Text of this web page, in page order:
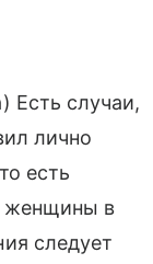
Есть случаи,
лично
есть
женщины в
следует